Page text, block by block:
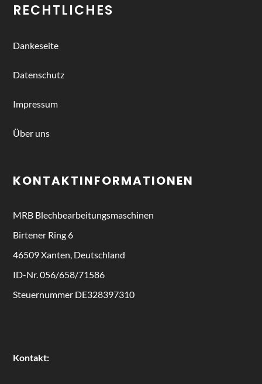
RECHTLICHES
Dankeseite
Datenschutz
Impressum
Über uns
KONTAKTINFORMATIONEN
MRB Blechbearbeitungsmaschinen
Birtener Ring 6
46509 Xanten, Deutschland
ID-Nr. 056/658/71586
Steuernummer DE328397310
Kontakt: